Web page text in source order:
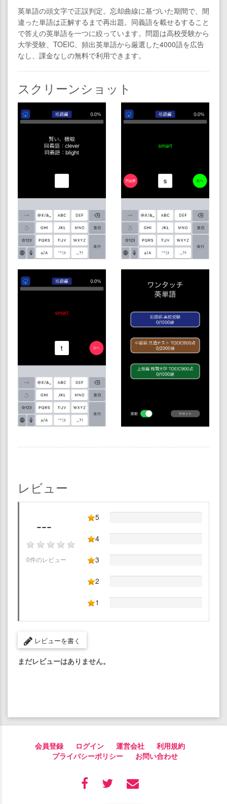
英単語の頭文字で正誤判定。忘却曲線に基づいた期間で、間
違った単語は正解するまで再出題。同義語を載せるすること
で答えの英単語を一つに絞っています。問題は高校受験から
大学受験、TOEIC、頻出英単語から厳選した4000語を広告
なし、課金なしの無料で利用できます。
スクリーンショット
レビュー
---
0件のレビュー
5
4
3
2
1
レビューを書く
まだレビューはありません。
会員登録 ログイン 運営会社
利用規約
プライバシーポリシー
お問い合わせ